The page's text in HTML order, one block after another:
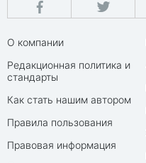
О компании
Редакционная политика и
стандарты
Как стать нашим автором
Правила пользования
Правовая информация